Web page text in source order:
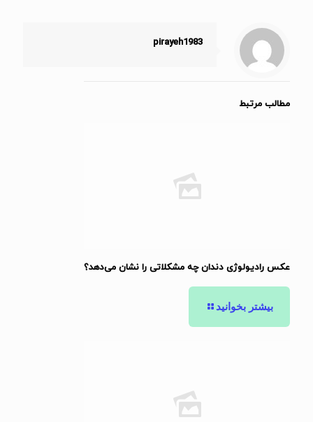
pirayeh1983
مطالب مرتبط
عکس رادیولوژی دندان چه مشکلاتی را نشان می‌دهد؟
بیشتر بخوانید